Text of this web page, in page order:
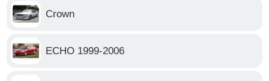
Crown
ECHO 1999-2006